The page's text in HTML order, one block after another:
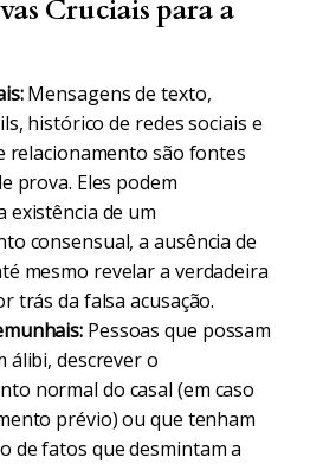
Cruciais para a
Mensagens de texto,
histórico de redes sociais e
relacionamento são fontes
prova. Eles podem
existência de um
consensual, a ausência de
mesmo revelar a verdadeira
trás da falsa acusação.
Pessoas que possam
álibi, descrever o
normal do casal (em caso
prévio) ou que tenham
de fatos que desmintam a